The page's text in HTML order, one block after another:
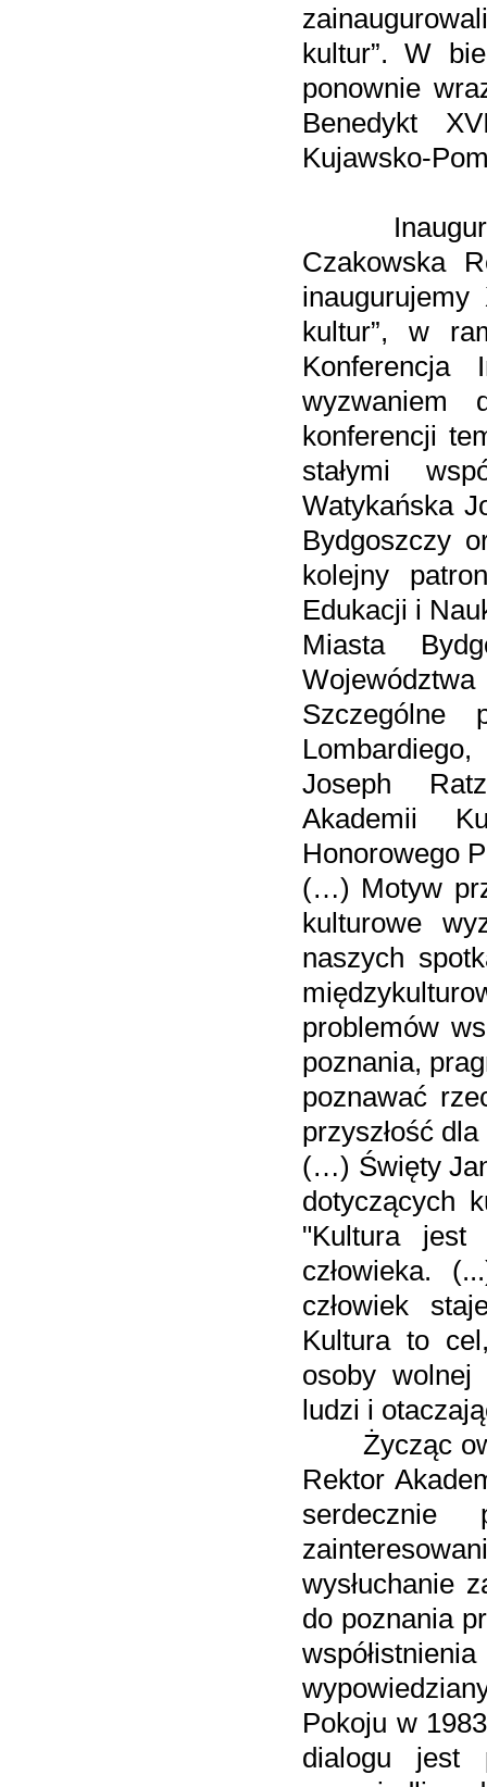
kultur”. W
ponownie
Benedykt
Kujawsko-
Inauguracji
Czakowska
kultur”, w
Konferencja
wyzwaniem
konferencji
stałymi
Watykańska
Bydgoszczy
kolejny
Edukacji i
Miasta
Szczególne
Joseph
Akademii
Honorowego
(…) Motyw
kulturowe
naszych
problemów
poznania,
poznawać
przyszłość
(…) Święty
dotyczących
"Kultura jest
człowieka.
człowiek
Kultura to
osoby wolnej
ludzi i
Życząc
Rektor
serdecznie
wysłuchanie
do poznania
Pokoju w
dialogu jest